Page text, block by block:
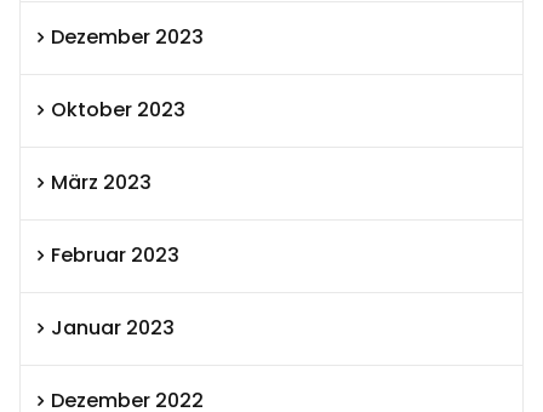
Dezember 2023
Oktober 2023
März 2023
Februar 2023
Januar 2023
Dezember 2022